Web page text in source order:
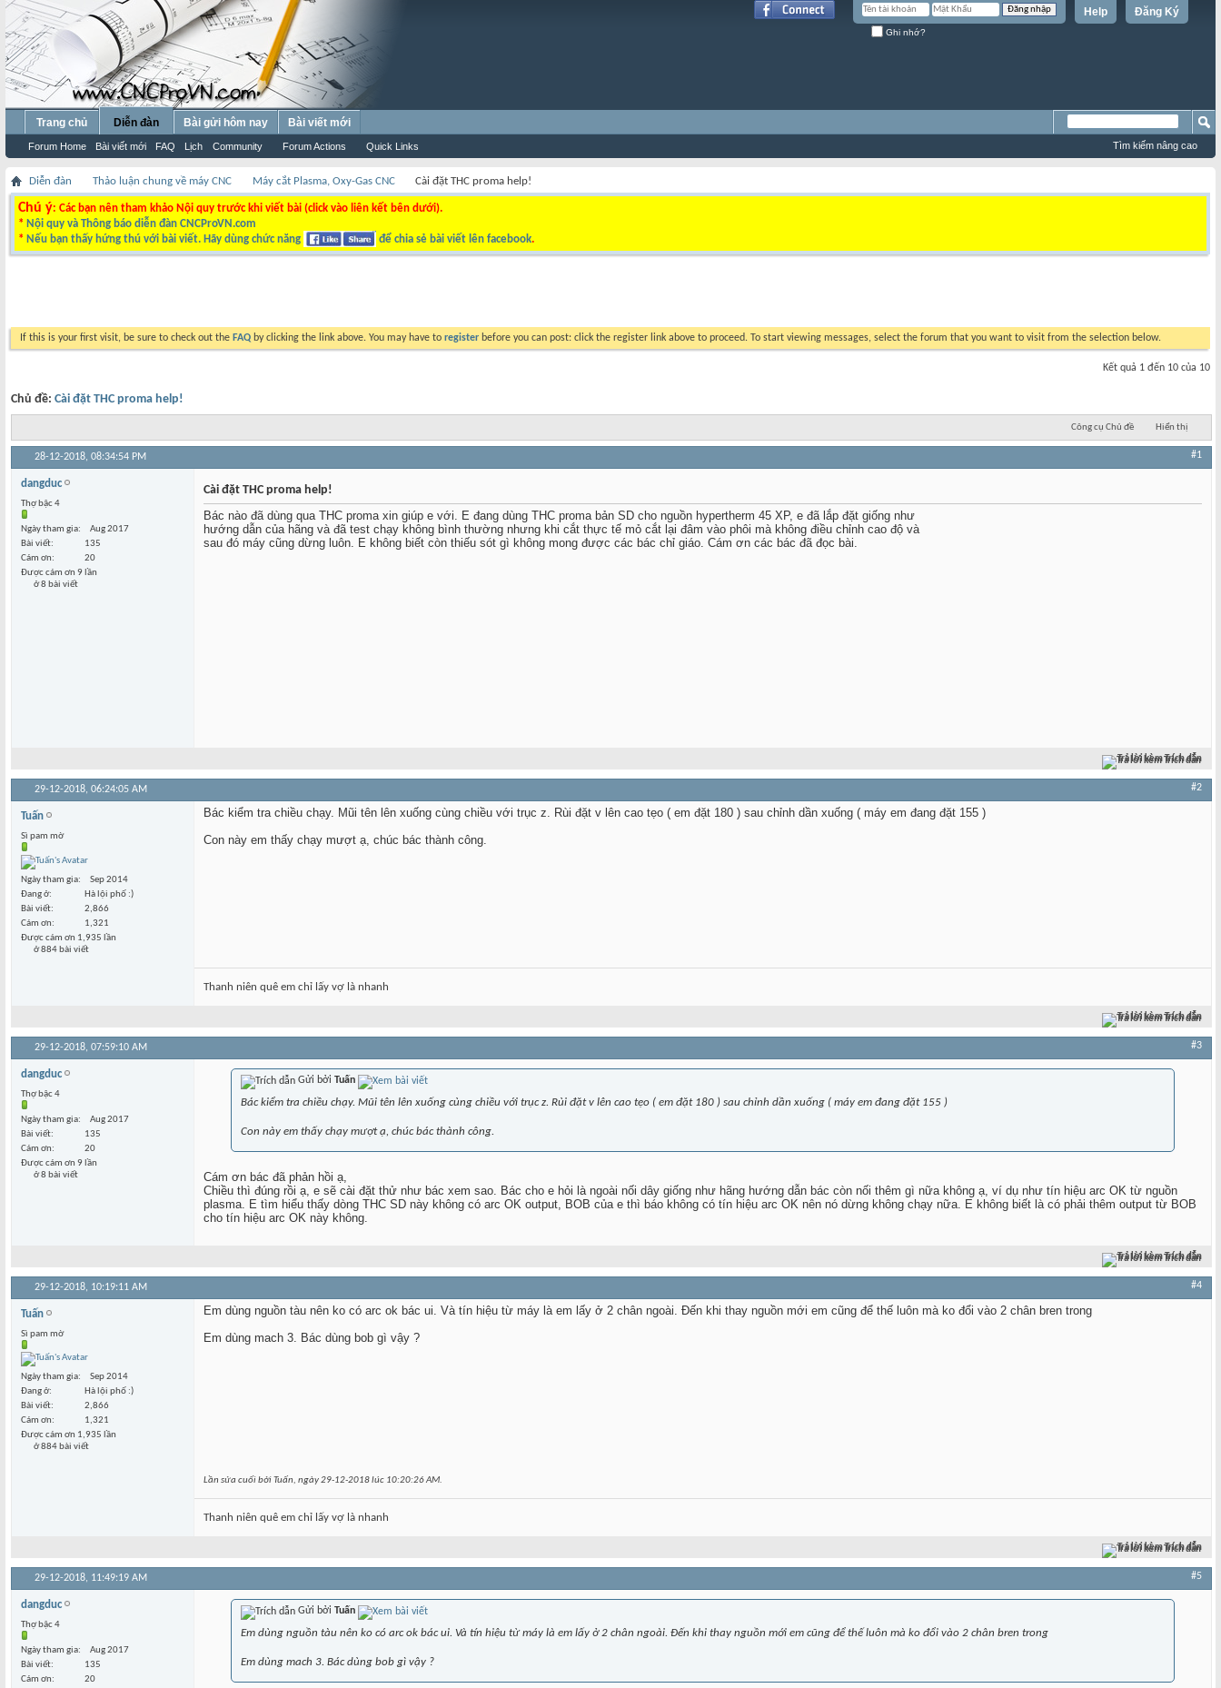
Đăng Ký
Help
Ghi nhớ?
Trang chủ Diễn đàn
Forum Home Bài viết mới FAQ Lịch Community Forum Actions Quick Links
Bài gửi hôm nay Bài viết mới
Tìm kiếm nâng cao
Diễn đàn Thảo luận chung về máy CNC Máy cắt Plasma, Oxy-Gas CNC Cài đặt THC proma help!
Chú ý: Các bạn nên tham khảo Nội quy trước khi viết bài (click vào liên kết bên dưới).
* Nội quy và Thông báo diễn đàn CNCProVN.com
* Nếu bạn thấy hứng thú với bài viết. Hãy dùng chức năng để chia sẻ bài viết lên facebook.
If this is your first visit, be sure to check out the FAQ by clicking the link above. You may have to register before you can post: click the register link above to proceed. To start viewing messages, select the forum that you want to visit from the selection below.
Kết quả 1 đến 10 của 10
Chủ đề: Cài đặt THC proma help!
Công cụ Chủ đề Hiển thị
28-12-2018, 08:34:54 PM #1
dangduc
Thợ bậc 4
Ngày tham gia
Aug 2017
Bài viết
135
Cám ơn
20
Được cám ơn 9 lần
ở 8 bài viết
Cài đặt THC proma help!
Bác nào đã dùng qua THC proma xin giúp e với. E đang dùng THC proma bản SD cho nguồn hypertherm 45 XP, e đã lắp đặt giống như
hướng dẫn của hãng và đã test chạy không bình thường nhưng khi cắt thực tế mỏ cắt lại đâm vào phôi mà không điều chỉnh cao độ và
sau đó máy cũng dừng luôn. E không biết còn thiếu sót gì không mong được các bác chỉ giáo. Cám ơn các bác đã đọc bài.
Trả lời kèm Trích dẫn
29-12-2018, 06:24:05 AM #2
Tuấn
Sì pam mờ
Ngày tham gia
Sep 2014
Đang ở
Hà lội phố :)
Bài viết
2,866
Cám ơn
1,321
Được cám ơn 1,935 lần
ở 884 bài viết
Bác kiểm tra chiều chạy. Mũi tên lên xuống cùng chiều với trục z. Rùi đặt v lên cao tẹo ( em đặt 180 ) sau chỉnh dần xuống ( máy em đang đặt 155 )
Con này em thấy chạy mượt ạ, chúc bác thành công.
Thanh niên quê em chỉ lấy vợ là nhanh
Trả lời kèm Trích dẫn
29-12-2018, 07:59:10 AM #3
dangduc
Thợ bậc 4
Ngày tham gia
Aug 2017
Bài viết
135
Cám ơn
20
Được cám ơn 9 lần
ở 8 bài viết
Gửi bởi Tuấn
Bác kiểm tra chiều chạy. Mũi tên lên xuống cùng chiều với trục z. Rùi đặt v lên cao tẹo ( em đặt 180 ) sau chỉnh dần xuống ( máy em đang đặt 155 )
Con này em thấy chạy mượt ạ, chúc bác thành công.
Cám ơn bác đã phản hồi ạ,
Chiều thì đúng rồi ạ, e sẽ cài đặt thử như bác xem sao. Bác cho e hỏi là ngoài nối dây giống như hãng hướng dẫn bác còn nối thêm gì nữa không ạ, ví dụ như tín hiệu arc OK từ nguồn
plasma. E tìm hiểu thấy dòng THC SD này không có arc OK output, BOB của e thì báo không có tín hiệu arc OK nên nó dừng không chạy nữa. E không biết là có phải thêm output từ BOB
cho tín hiệu arc OK này không.
Trả lời kèm Trích dẫn
29-12-2018, 10:19:11 AM #4
Tuấn
Sì pam mờ
Ngày tham gia
Sep 2014
Đang ở
Hà lội phố :)
Bài viết
2,866
Cám ơn
1,321
Được cám ơn 1,935 lần
ở 884 bài viết
Em dùng nguồn tàu nên ko có arc ok bác ui. Và tín hiệu từ máy là em lấy ở 2 chân ngoài. Đến khi thay nguồn mới em cũng để thế luôn mà ko đổi vào 2 chân bren trong
Em dùng mach 3. Bác dùng bob gì vậy ?
Lần sửa cuối bởi Tuấn, ngày 29-12-2018 lúc 10:20:26 AM.
Thanh niên quê em chỉ lấy vợ là nhanh
Trả lời kèm Trích dẫn
29-12-2018, 11:49:19 AM #5
dangduc
Thợ bậc 4
Ngày tham gia
Aug 2017
Bài viết
135
Cám ơn
20
Gửi bởi Tuấn
Em dùng nguồn tàu nên ko có arc ok bác ui. Và tín hiệu từ máy là em lấy ở 2 chân ngoài. Đến khi thay nguồn mới em cũng để thế luôn mà ko đổi vào 2 chân bren trong
Em dùng mach 3. Bác dùng bob gì vậy ?